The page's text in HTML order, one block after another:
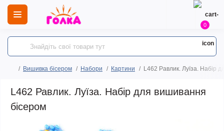
0
Вишивка бісером Набори Картини L462 Равлик. Луїза. Набір
L462 Равлик. Луїза. Набір для вишивання
бісером